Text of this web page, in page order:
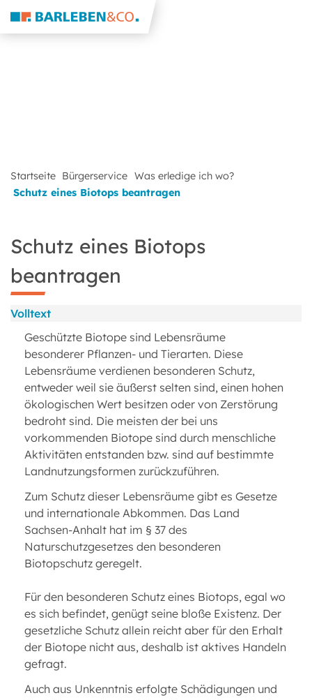
Startseite Bürgerservice Was erledige ich wo?
Schutz eines Biotops beantragen
Schutz eines Biotops
beantragen
Volltext
Geschützte Biotope sind Lebensräume
besonderer Pflanzen- und Tierarten. Diese
Lebensräume verdienen besonderen Schutz,
entweder weil sie äußerst selten sind, einen hohen
ökologischen Wert besitzen oder von Zerstörung
bedroht sind. Die meisten der bei uns
vorkommenden Biotope sind durch menschliche
Aktivitäten entstanden bzw. sind auf bestimmte
Landnutzungsformen zurückzuführen.
Zum Schutz dieser Lebensräume gibt es Gesetze
und internationale Abkommen. Das Land
Sachsen-Anhalt hat im § 37 des
Naturschutzgesetzes den besonderen
Biotopschutz geregelt.
Für den besonderen Schutz eines Biotops, egal wo
es sich befindet, genügt seine bloße Existenz. Der
gesetzliche Schutz allein reicht aber für den Erhalt
der Biotope nicht aus, deshalb ist aktives Handeln
gefragt.
Auch aus Unkenntnis erfolgte Schädigungen und